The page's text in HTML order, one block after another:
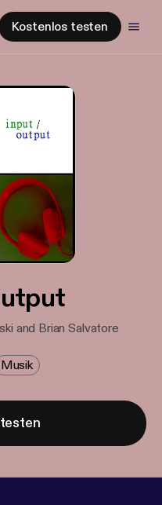
Kostenlos testen
and Brian Salvatore
Musik